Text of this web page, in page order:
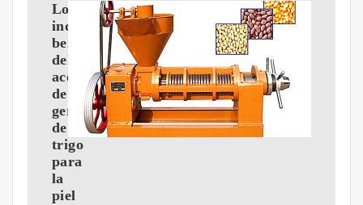
Los
increíbles
beneficios
del
aceite
de
germen
de
trigo
para
la
piel